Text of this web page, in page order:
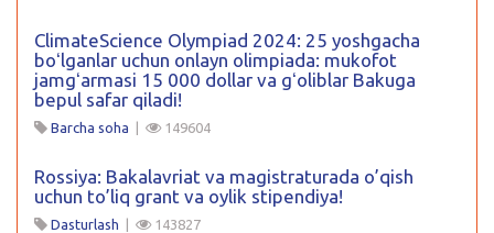
ClimateScience Olympiad 2024: 25 yoshgacha
boʻlganlar uchun onlayn olimpiada: mukofot
jamgʻarmasi 15 000 dollar va gʻoliblar Bakuga
bepul safar qiladi!
Barcha soha | 149604
Rossiya: Bakalavriat va magistraturada o’qish
uchun to’liq grant va oylik stipendiya!
Dasturlash | 143827